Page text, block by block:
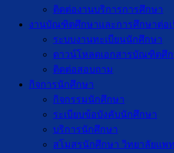
ติดต่องานบริการการศึกษา
งานบัณฑิตศึกษาเเละการศึกษาต่อเ
ระบบงานทะเบียนนักศึกษา
ดาวน์โหลดเอกสารบัณฑิตศึ
ติดต่อสอบถาม
กิจการนักศึกษา
กิจกรรมนักศึกษา
ระเบียบข้อบังคับนักศึกษา
บริการนักศึกษา
สโมสรนักศึกษา วิทยาลัยแพ